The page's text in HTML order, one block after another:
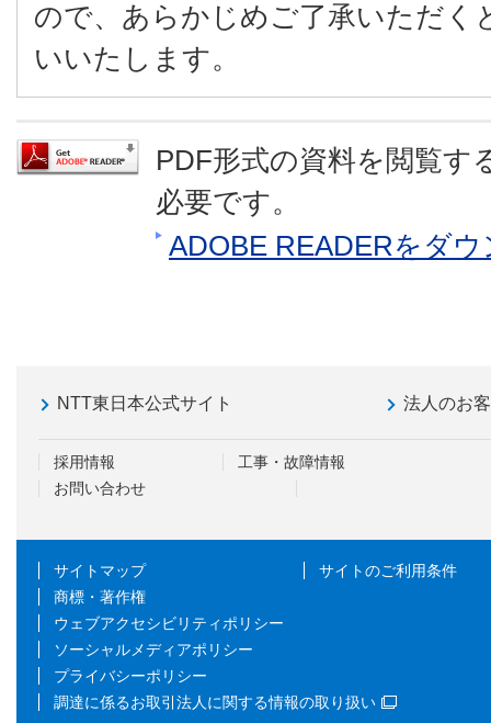
ので、あらかじめご了承いただく
いいたします。
PDF形式の資料を閲覧す
必要です。
ADOBE READERをダ
NTT東日本公式サイト 法人のお
採用情報
工事・故障情報
お問い合わせ
サイトマップ
サイトのご利用条件
商標・著作権
ウェブアクセシビリティポリシー
ソーシャルメディアポリシー
プライバシーポリシー
調達に係るお取引法人に関する情報の取り扱い